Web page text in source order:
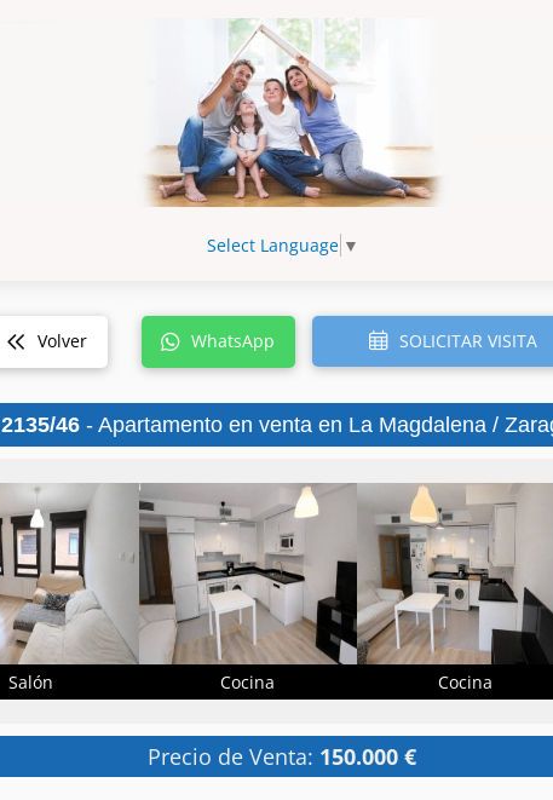
Select Language ▼
Volver WhatsApp SOLICITAR VISITA
2135/46 - Apartamento en venta en La Magdalena /
Salón Cocina Cocina
Precio de Venta: 150.000 €